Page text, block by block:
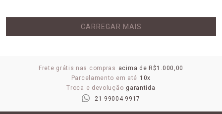
CARREGAR MAIS
Frete grátis nas compras acima de R$1.000,00
Parcelamento em até 10x
Troca e devolução garantida
21 99004 9917